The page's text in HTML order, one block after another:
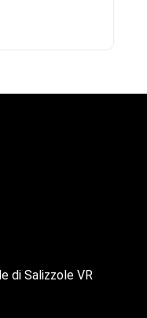
di Salizzole VR